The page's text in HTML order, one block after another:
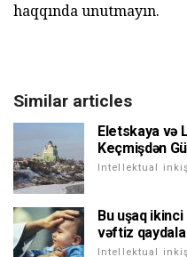
haqqında unutmayın.
Similar articles
Eletskaya və
Keçmişdən
Intellektual
Bu uşaq
vəftiz
Intellektual